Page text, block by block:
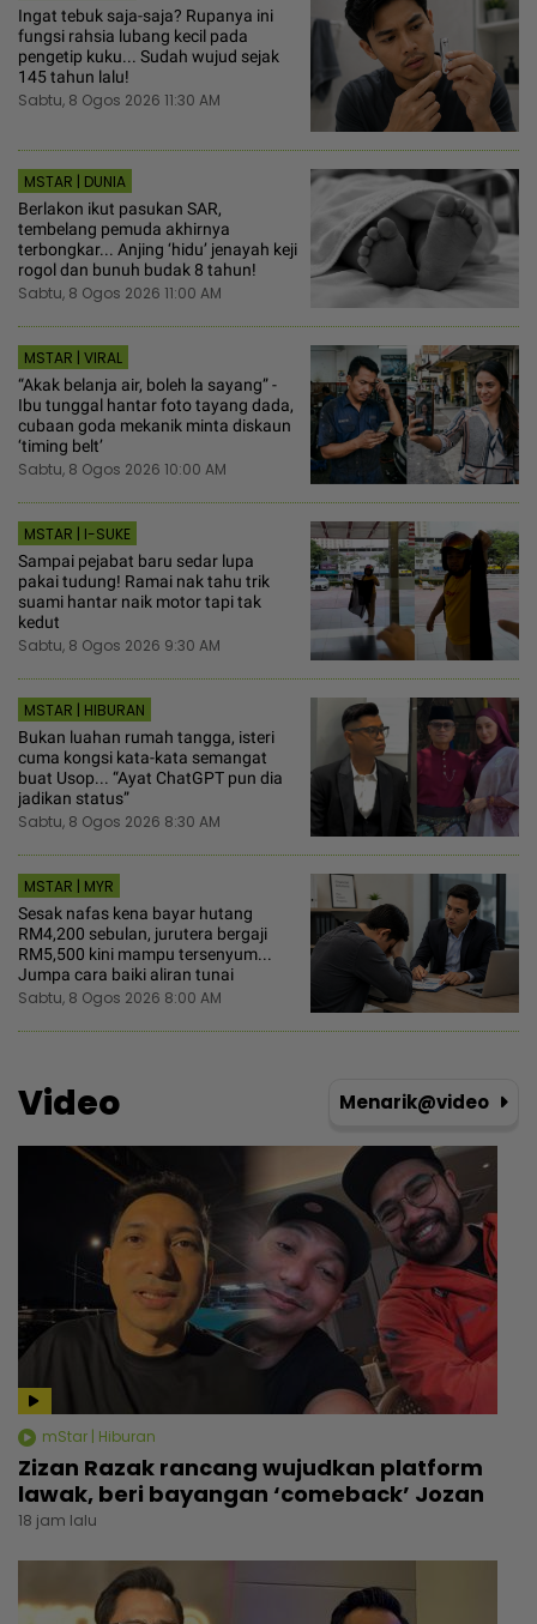
Ingat tebuk saja-saja? Rupanya ini
fungsi rahsia lubang kecil pada
pengetip kuku... Sudah wujud sejak
145 tahun lalu!
Sabtu, 8 Ogos 2026 11:30 AM
MSTAR | DUNIA
Berlakon ikut pasukan SAR,
tembelang pemuda akhirnya
terbongkar... Anjing ‘hidu’ jenayah keji
rogol dan bunuh budak 8 tahun!
Sabtu, 8 Ogos 2026 11:00 AM
MSTAR | VIRAL
“Akak belanja air, boleh la sayang” -
Ibu tunggal hantar foto tayang dada,
cubaan goda mekanik minta diskaun
‘timing belt’
Sabtu, 8 Ogos 2026 10:00 AM
MSTAR | I-SUKE
Sampai pejabat baru sedar lupa
pakai tudung! Ramai nak tahu trik
suami hantar naik motor tapi tak
kedut
Sabtu, 8 Ogos 2026 9:30 AM
MSTAR | HIBURAN
Bukan luahan rumah tangga, isteri
cuma kongsi kata-kata semangat
buat Usop... “Ayat ChatGPT pun dia
jadikan status”
Sabtu, 8 Ogos 2026 8:30 AM
MSTAR | MYR
Sesak nafas kena bayar hutang
RM4,200 sebulan, jurutera bergaji
RM5,500 kini mampu tersenyum...
Jumpa cara baiki aliran tunai
Sabtu, 8 Ogos 2026 8:00 AM
Video Menarik@video
mStar | Hiburan
Zizan Razak rancang wujudkan platform
lawak, beri bayangan ‘comeback’ Jozan
18 jam lalu